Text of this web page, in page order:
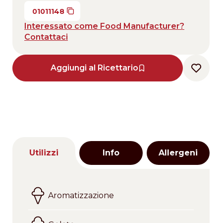
01011148
Interessato come Food Manufacturer?
Contattaci
Aggiungi al Ricettario
Utilizzi Info Allergeni
Aromatizzazione